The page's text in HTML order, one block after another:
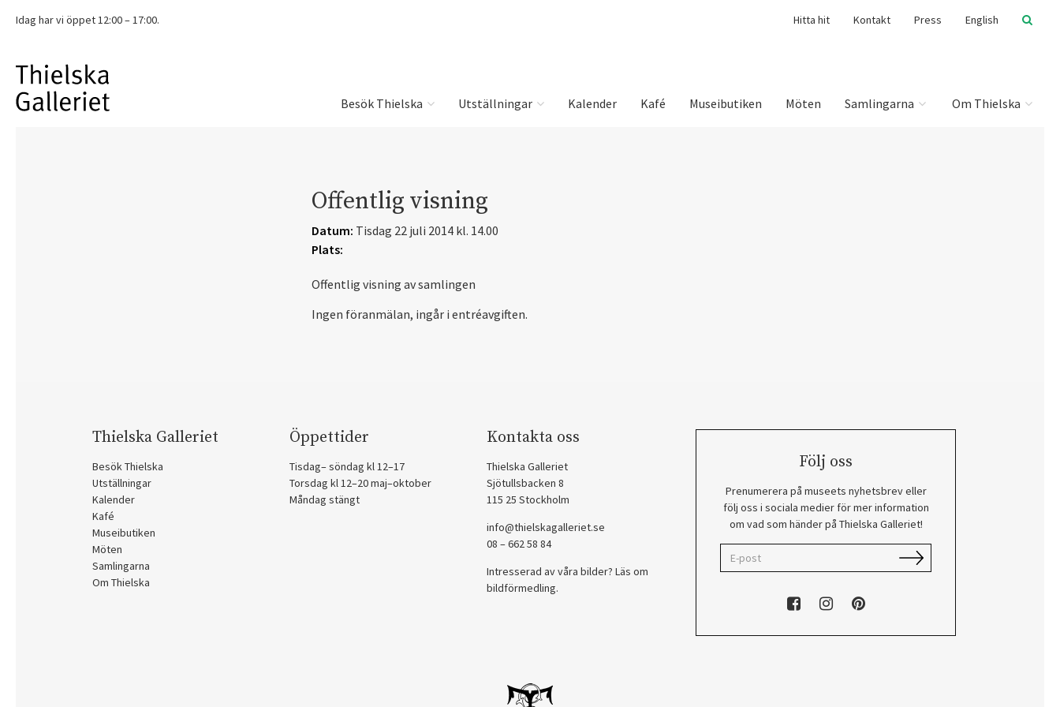
Idag har vi öppet 12:00 – 17:00. Hitta hit Kontakt Press English
Besök Thielska Utställningar Kalender Kafé Museibutiken Möten Samlingarna Om Thielska
Offentlig visning
Datum: Tisdag 22 juli 2014 kl. 14.00
Plats:
Offentlig visning av samlingen
Ingen föranmälan, ingår i entréavgiften.
Thielska Galleriet
Besök Thielska
Utställningar
Kalender
Kafé
Museibutiken
Möten
Samlingarna
Om Thielska
Öppettider
Tisdag– söndag kl 12–17
Torsdag kl 12–20 maj–oktober
Måndag stängt
Kontakta oss
Thielska Galleriet
Sjötullsbacken 8
115 25 Stockholm
info@thielskagalleriet.se
08 – 662 58 84
Intresserad av våra bilder? Läs om
bildförmedling.
Följ oss
Prenumerera på museets nyhetsbrev eller
följ oss i sociala medier för mer information
om vad som händer på Thielska Galleriet!